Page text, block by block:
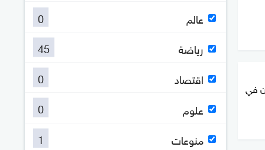
في
عالم
0
رياضة
45
اقتصاد
0
علوم
0
منوعات
1